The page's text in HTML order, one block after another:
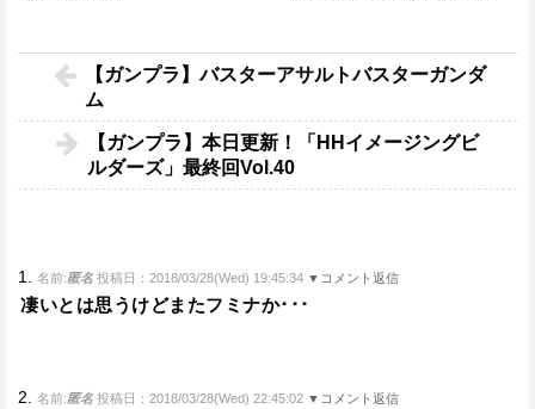
【ガンプラ】バスターアサルトバスターガンダ
ム
【ガンプラ】本日更新！「HHイメージングビ
ルダーズ」最終回Vol.40
1. 名前:匿名 投稿日：2018/03/28(Wed) 19:45:34 ▼コメント返信
凄いとは思うけどまたフミナか･･･
2. 名前:匿名 投稿日：2018/03/28(Wed) 22:45:02 ▼コメント返信